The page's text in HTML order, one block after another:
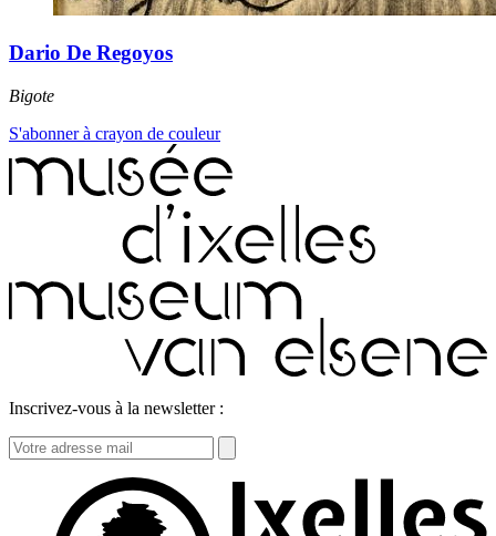
Dario De Regoyos
Bigote
S'abonner à crayon de couleur
Inscrivez-vous à la newsletter :